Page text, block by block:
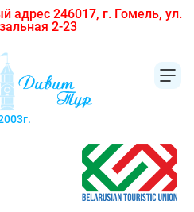
адрес 246017, г. Гомель, ул.
2-23